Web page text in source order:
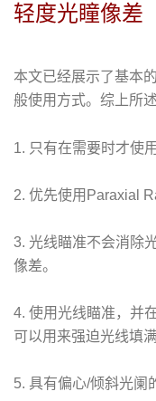
轻度光瞳像差
本文已经展示了基本
般使用方式。综上所述
1. 只有在需要时才使
2. 优先使用Paraxial
3. 光线瞄准不会消除
像差。
4. 使用光线瞄准，并
可以用来强迫光线填
5. 具有偏心/倾斜光阑